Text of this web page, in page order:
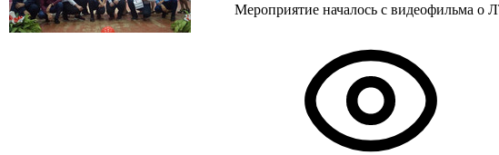
Мероприятие началось с видеофильма о